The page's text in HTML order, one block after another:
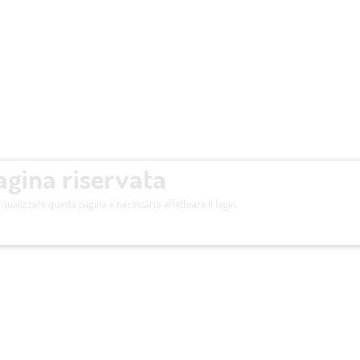
riservata
questa pagina è necessario effettuare il login